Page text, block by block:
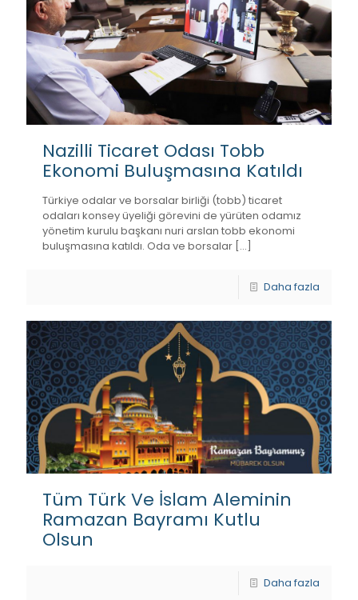
Nazilli Ticaret Odası Tobb
Ekonomi Buluşmasına Katıldı
Türkiye odalar ve borsalar birliği (tobb) ticaret
odaları konsey üyeliği görevini de yürüten odamız
yönetim kurulu başkanı nuri arslan tobb ekonomi
buluşmasına katıldı. Oda ve borsalar […]
Daha fazla
Tüm Türk Ve İslam Aleminin
Ramazan Bayramı Kutlu
Olsun
Daha fazla